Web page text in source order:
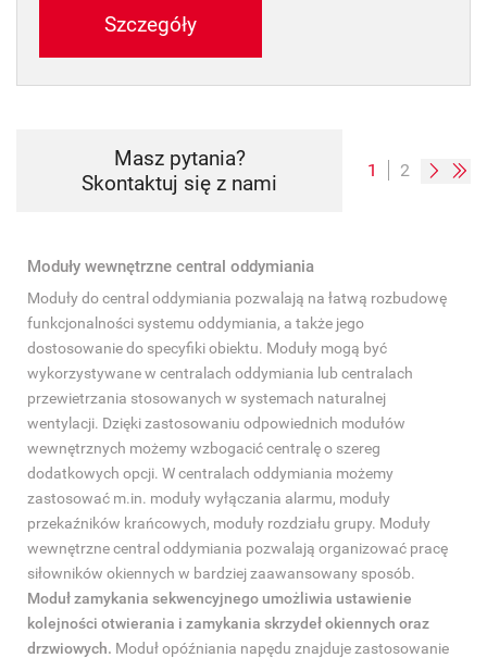
Szczegóły
Masz pytania?
Skontaktuj się z nami
1 2
Moduły wewnętrzne central oddymiania
Moduły do central oddymiania pozwalają na łatwą rozbudowę
funkcjonalności systemu oddymiania, a także jego
dostosowanie do specyfiki obiektu. Moduły mogą być
wykorzystywane w centralach oddymiania lub centralach
przewietrzania stosowanych w systemach naturalnej
wentylacji. Dzięki zastosowaniu odpowiednich modułów
wewnętrznych możemy wzbogacić centralę o szereg
dodatkowych opcji. W centralach oddymiania możemy
zastosować m.in. moduły wyłączania alarmu, moduły
przekaźników krańcowych, moduły rozdziału grupy. Moduły
wewnętrzne central oddymiania pozwalają organizować pracę
siłowników okiennych w bardziej zaawansowany sposób.
Moduł zamykania sekwencyjnego umożliwia ustawienie
kolejności otwierania i zamykania skrzydeł okiennych oraz
drzwiowych. Moduł opóźniania napędu znajduje zastosowanie